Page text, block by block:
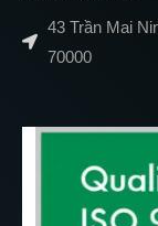
43 Trần Mai
70000